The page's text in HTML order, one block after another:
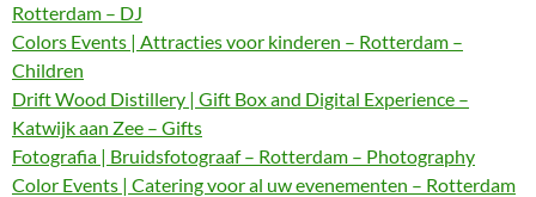
Rotterdam – DJ
Colors Events | Attracties voor kinderen – Rotterdam –
Children
Drift Wood Distillery | Gift Box and Digital Experience –
Katwijk aan Zee – Gifts
Fotografia | Bruidsfotograaf – Rotterdam – Photography
Color Events | Catering voor al uw evenementen – Rotterdam